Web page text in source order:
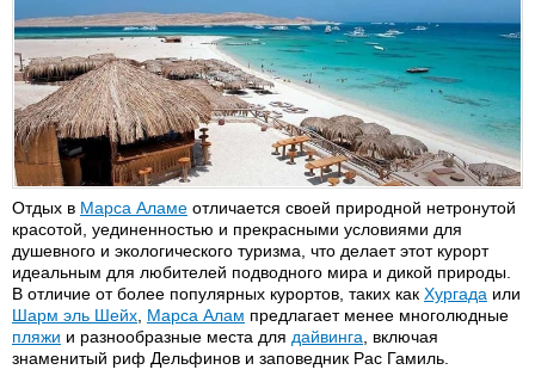
Grand 4*
Grand Azur 4*
Grand Azur Horizon 5*
Grand Seas Hostmark 5*
Grand Plaza 4*+
Hawai 3*
Helnan Regina 4* (сейчас
Regina Style)
Hilton Plaza 5*
Hilton Resort 4*+
Hilton Long Beach Resort 5*
Holiday Inn Resort Hurgada 4*
Siva Garden Beach 5*
Solymar Inn Les Rois 4*
Solymar Zaafarana 5*
Sonesta Pharaon 5*(бывш.
Melia Pharaon)
Souvenir 3*
Steigenberger Aida Verdi 4*
Sultan Beach 4*
Sultana 3*
Sun & Sea 3*
Sunrise Holidays 4*
5*
Отдых в Марса Аламе отличается своей природной нетронутой
красотой, уединенностью и прекрасными условиями для
душевного и экологического туризма, что делает этот курорт
идеальным для любителей подводного мира и дикой природы.
В отличие от более популярных курортов, таких как Хургада или
Шарм эль Шейх Марса Алам предлагает менее многолюдные
пляжи и разнообразные места для дайвинга , включая
знаменитый риф Дельфинов и заповедник Рас Гамиль.